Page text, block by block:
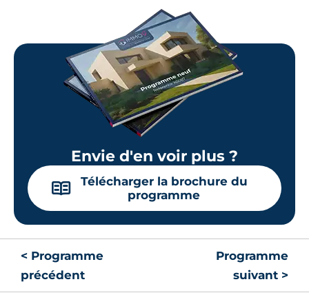
Envie d'en voir plus ?
📖
Télécharger la brochure du
programme
< Programme
précédent
Programme
suivant >